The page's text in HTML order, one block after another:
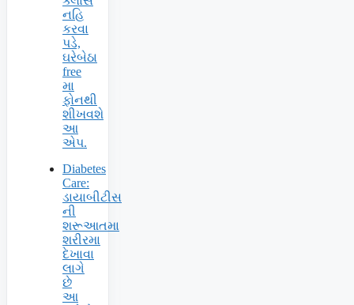
નહિ
કરવા
પડે,
ઘરેબેઠા
free
મા
ફોનથી
શીખવશે
આ
એપ.
Diabetes
Care:
ડાયાબીટીસ
ની
શરૂઆતમા
શરીરમા
દેખાવા
લાગે
છે
આ